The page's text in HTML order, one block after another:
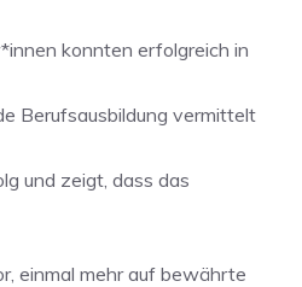
konnten erfolgreich in
Berufsausbildung vermittelt
und zeigt, dass das
einmal mehr auf bewährte